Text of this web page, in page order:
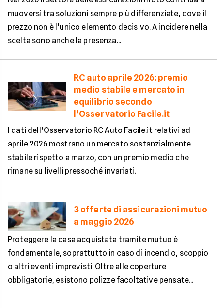
muoversi tra soluzioni sempre più differenziate, dove il
prezzo non è l’unico elemento decisivo. A incidere nella
scelta sono anche la presenza...
RC auto aprile 2026: premio
medio stabile e mercato in
equilibrio secondo
l’Osservatorio Facile.it
I dati dell’Osservatorio RC Auto Facile.it relativi ad
aprile 2026 mostrano un mercato sostanzialmente
stabile rispetto a marzo, con un premio medio che
rimane su livelli pressoché invariati.
3 offerte di assicurazioni mutuo
a maggio 2026
Proteggere la casa acquistata tramite mutuo è
fondamentale, soprattutto in caso di incendio, scoppio
o altri eventi imprevisti. Oltre alle coperture
obbligatorie, esistono polizze facoltative pensate...